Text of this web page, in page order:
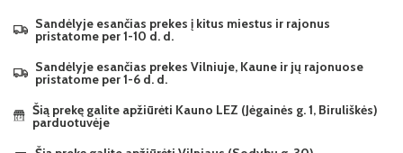
Sandėlyje esančias prekes į kitus miestus ir rajonus
pristatome per 1-10 d. d.
Sandėlyje esančias prekes Vilniuje, Kaune ir jų rajonuose
pristatome per 1-6 d. d.
Šią prekę galite apžiūrėti Kauno LEZ (Jėgainės g. 1, Biruliškės)
parduotuvėje